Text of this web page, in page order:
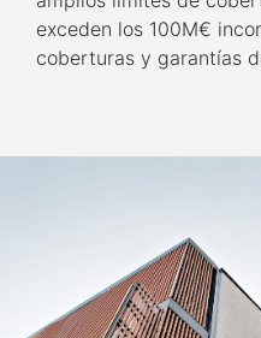
exceden los 100M€
coberturas y garantías